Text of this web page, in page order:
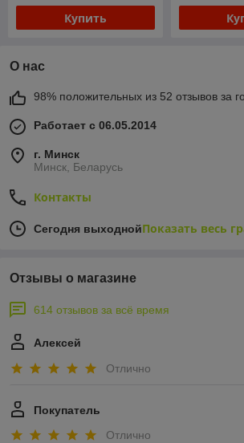
Купить
О нас
98% положительных из 52 отзывов за
Работает с 06.05.2014
г. Минск
Минск, Беларусь
Контакты
Сегодня выходнойПоказать весь
Отзывы о магазине
614 отзывов за всё время
Алексей
Отлично
Покупатель
Отлично